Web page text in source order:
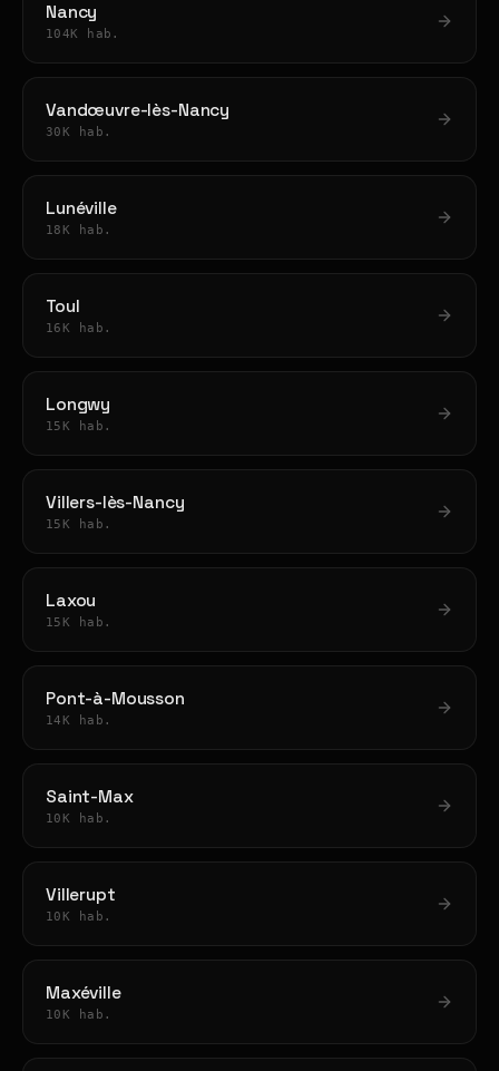
Nancy
104K hab.
Vandœuvre-lès-Nancy
30K hab.
Lunéville
18K hab.
Toul
16K hab.
Longwy
15K hab.
Villers-lès-Nancy
15K hab.
Laxou
15K hab.
Pont-à-Mousson
14K hab.
Saint-Max
10K hab.
Villerupt
10K hab.
Maxéville
10K hab.